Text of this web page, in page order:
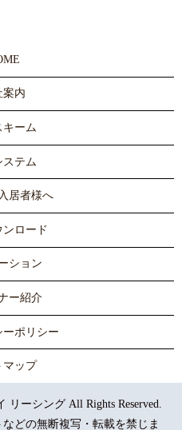
案内
キーム
ステム
居者様へ
ロード
ション
ー紹介
ーポリシー
マップ
ーシング All Rights Reserved.
どの無断複写・転載を禁じま